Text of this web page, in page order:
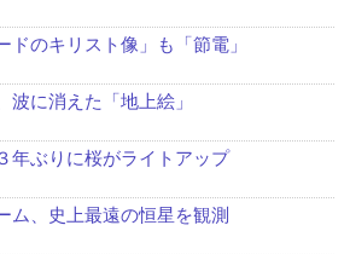
ドのキリスト像」も「節電」
波に消えた「地上絵」
年ぶりに桜がライトアップ
ム、史上最遠の恒星を観測